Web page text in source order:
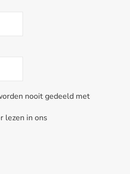
nooit gedeeld met
lezen in ons